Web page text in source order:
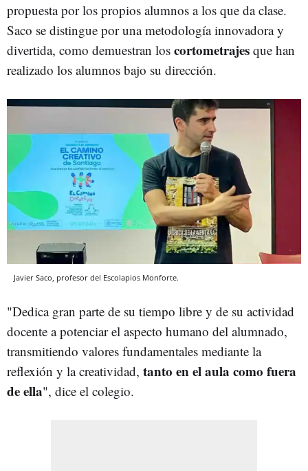
propuesta por los propios alumnos a los que da clase.
Saco se distingue por una metodología innovadora y
divertida, como demuestran los cortometrajes que han
realizado los alumnos bajo su dirección.
Javier Saco, profesor del Escolapios Monforte.
"Dedica gran parte de su tiempo libre y de su actividad
docente a potenciar el aspecto humano del alumnado,
transmitiendo valores fundamentales mediante la
reflexión y la creatividad, tanto en el aula como fuera
de ella", dice el colegio.